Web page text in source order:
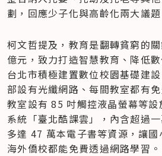
劃，回應少子化與高齡化兩大議題
柯文哲提及，教育是翻轉貧窮的
億元，致力打造智慧教育、降低
台北市積極建置數位校園基礎建
部設有光纖網路、每間教室都有
教室設有 85 吋觸控液晶螢幕等
系統「臺北酷課雲」，內含超過
多達 47 萬本電子書等資源，讓
海外僑校都能免費透過網路學習。